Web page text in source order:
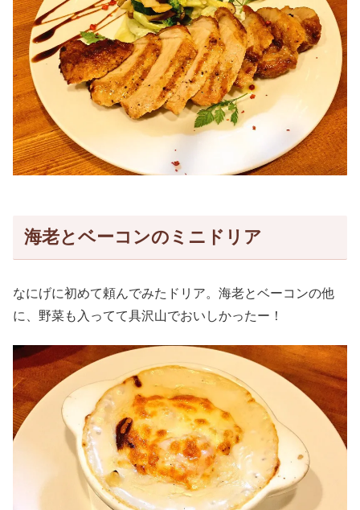
海老とベーコンのミニドリア
なにげに初めて頼んでみたドリア。海老とベーコンの他
に、野菜も入ってて具沢山でおいしかったー！